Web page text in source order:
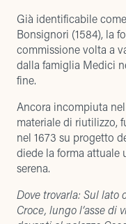
Già identificabile
Bonsignori (1584), la
commissione volta a
dalla famiglia Medici
fine.
Ancora incompiuta
materiale di riutilizzo,
nel 1673 su progetto
diede la forma attuale
serena.
Dove trovarla: Sul lato
Croce, lungo l’asse di